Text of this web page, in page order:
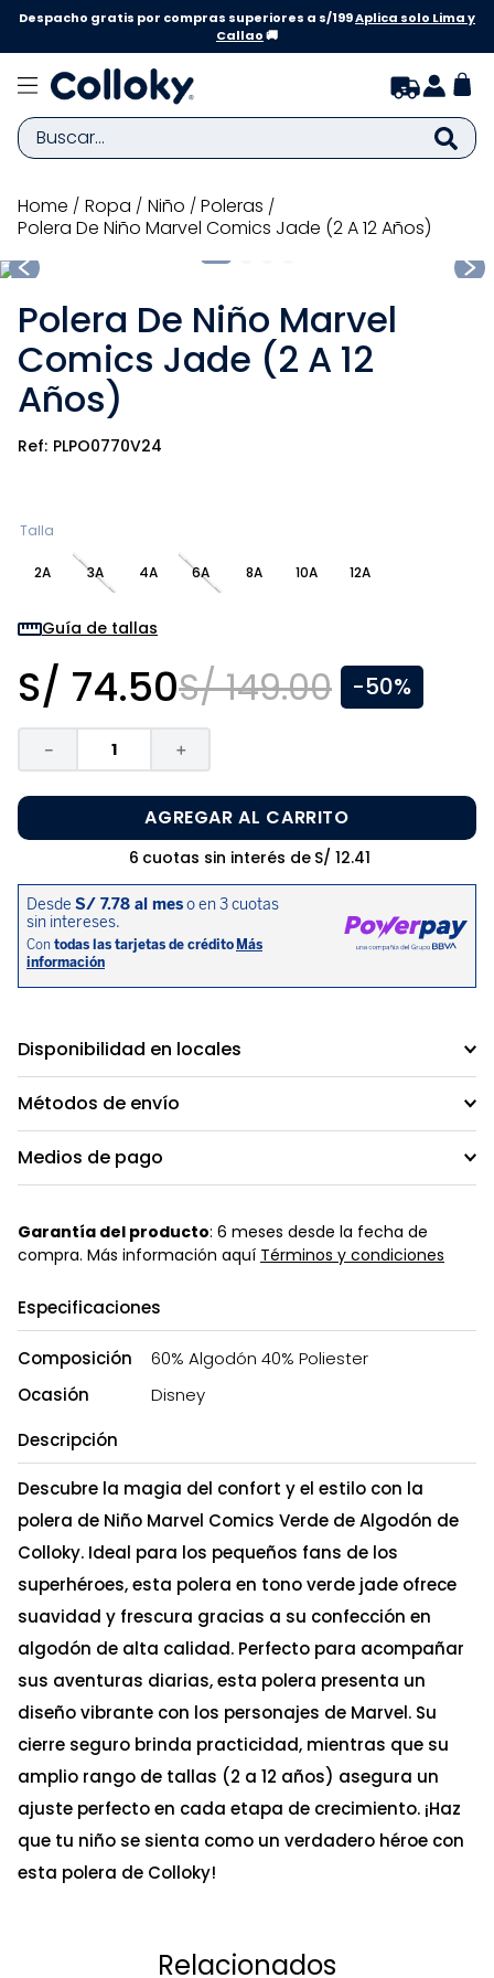
Despacho gratis por compras superiores a s/199Aplica solo Lima y
Callao🚚
Buscar...
ropa niño
poleras
Polera De Niño Marvel Comics Jade (2 A 12 Años)
Polera De Niño Marvel
Comics Jade (2 A 12
Años)
PLPO0770V24
Talla
2A 3A 4A 6A 8A 10A 12A
Guía de tallas
S/ 74.50S/ 149.00 -50%
＋
－
AGREGAR AL CARRITO
6 cuotas sin interés de S/ 12.41
Disponibilidad en locales
Métodos de envío
Medios de pago
Garantía del producto: 6 meses desde la fecha de
compra. Más información aquí Términos y condiciones
Especificaciones
Composición
60% Algodón 40% Poliester
Ocasión
Disney
Descripción
Descubre la magia del confort y el estilo con la
polera de Niño Marvel Comics Verde de Algodón de
Colloky. Ideal para los pequeños fans de los
superhéroes, esta polera en tono verde jade ofrece
suavidad y frescura gracias a su confección en
algodón de alta calidad. Perfecto para acompañar
sus aventuras diarias, esta polera presenta un
diseño vibrante con los personajes de Marvel. Su
cierre seguro brinda practicidad, mientras que su
amplio rango de tallas (2 a 12 años) asegura un
ajuste perfecto en cada etapa de crecimiento. ¡Haz
que tu niño se sienta como un verdadero héroe con
esta polera de Colloky!
Relacionados
TÉRMINOS MÁS BUSCADOS
1.
zapatillas niña
2.
3.
medias
4.
sandalias
5.
sandalias niña
sandalias niño